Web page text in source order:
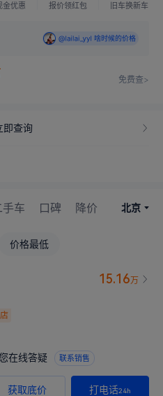
金优惠 报价领红包 旧车换新车
@lailai_yyl 啥时候的价格
免费查>
查询
北京
手车 口碑 降价
价格最低
15.16万
在线答疑 联系销售
获取底价 打电话24h